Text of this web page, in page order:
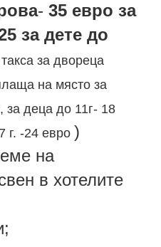
- 35 евро за
5 за дете до
за двореца
на място за
за деца до 11г- 18
г. -24 евро )
на
в хотелите